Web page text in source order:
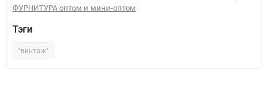
ФУРНИТУРА оптом и мини-оптом
Тэги
"винтаж"